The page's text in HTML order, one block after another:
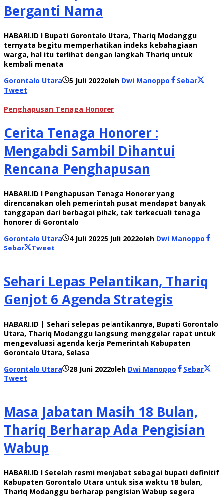
Berganti Nama
HABARI.ID I Bupati Gorontalo Utara, Thariq Modanggu
ternyata begitu memperhatikan indeks kebahagiaan
warga, hal itu terlihat dengan langkah Thariq untuk
kembali menata
Gorontalo Utara
5 Juli 2022oleh Dwi Manoppo
Sebar
Tweet
Penghapusan Tenaga Honorer
Cerita Tenaga Honorer :
Mengabdi Sambil Dihantui
Rencana Penghapusan
HABARI.ID I Penghapusan Tenaga Honorer yang
direncanakan oleh pemerintah pusat mendapat banyak
tanggapan dari berbagai pihak, tak terkecuali tenaga
honorer di Gorontalo
Gorontalo Utara
4 Juli 20225 Juli 2022oleh Dwi Manoppo
Sebar
Tweet
Sehari Lepas Pelantikan, Thariq
Genjot 6 Agenda Strategis
HABARI.ID | Sehari selepas pelantikannya, Bupati Gorontalo
Utara, Thariq Modanggu langsung menggelar rapat untuk
mengevaluasi agenda kerja Pemerintah Kabupaten
Gorontalo Utara, Selasa
Gorontalo Utara
28 Juni 2022oleh Dwi Manoppo
Sebar
Tweet
Masa Jabatan Masih 18 Bulan,
Thariq Berharap Ada Pengisian
Wabup
HABARI.ID I Setelah resmi menjabat sebagai bupati definitif
Kabupaten Gorontalo Utara untuk sisa waktu 18 bulan,
Thariq Modanggu berharap pengisian Wabup segera